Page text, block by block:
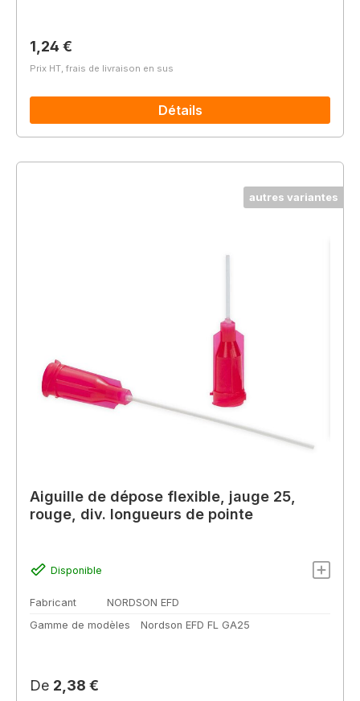
Prix régulier :
1,24 €
Prix HT, frais de livraison en sus
Détails
autres variantes
Aiguille de dépose flexible, jauge 25,
rouge, div. longueurs de pointe
Disponible
Fabricant
NORDSON EFD
Gamme de modèles
Nordson EFD FL GA25
Prix régulier :
De 2,38 €